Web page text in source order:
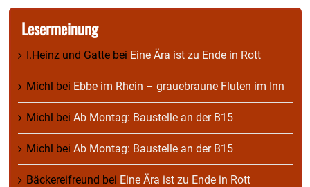
Lesermeinung
I.Heinz und Gatte bei Eine Ära ist zu Ende in Rott
Michl bei Ebbe im Rhein – grauebraune Fluten im Inn
Michl bei Ab Montag: Baustelle an der B15
Michl bei Ab Montag: Baustelle an der B15
Bäckereifreund bei Eine Ära ist zu Ende in Rott